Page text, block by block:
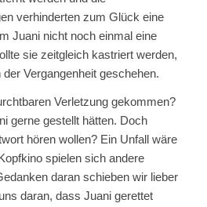
verhinderten zum Glück eine
Juani nicht noch einmal eine
sie zeitgleich kastriert werden,
Vergangenheit geschehen.
Verletzung gekommen?
gerne gestellt hätten. Doch
hören wollen? Ein Unfall wäre
spielen sich andere
daran schieben wir lieber
daran, dass Juani gerettet